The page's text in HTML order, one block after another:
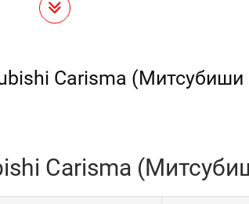
Carisma
Carisma